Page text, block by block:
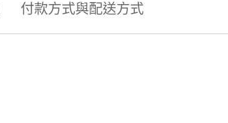
付款方式與配送方式